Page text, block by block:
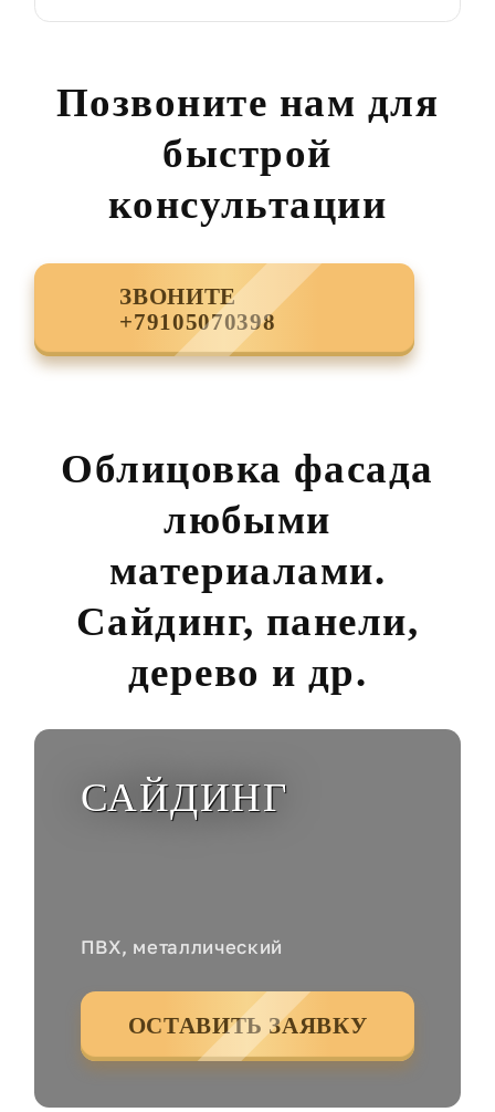
Позвоните нам для
быстрой
консультации
ЗВОНИТЕ
+79105070398
Облицовка фасада
любыми
материалами.
Сайдинг, панели,
дерево и др.
САЙДИНГ
ПВХ, металлический
ОСТАВИТЬ ЗАЯВКУ